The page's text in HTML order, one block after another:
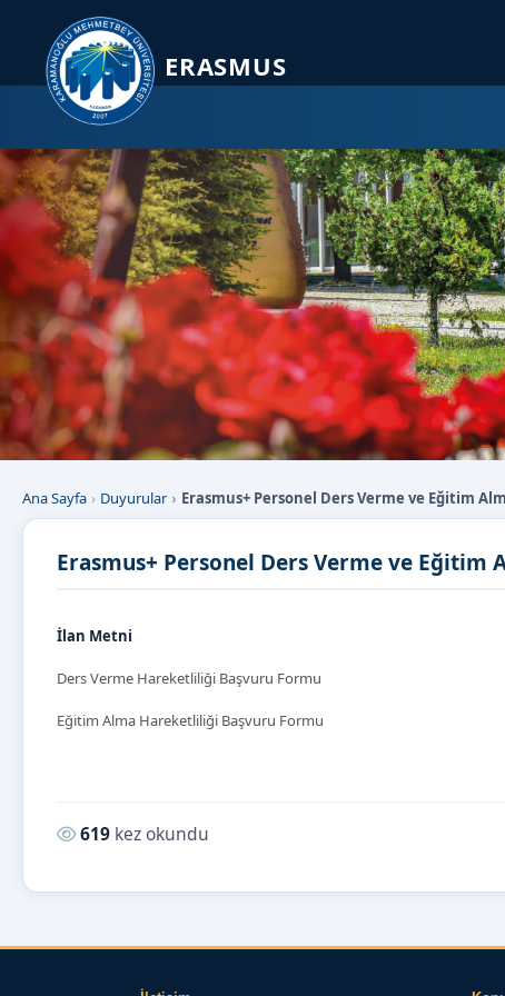
ERASMUS
Ana Sayfa Duyurular Erasmus+ Personel Ders Verme ve Eğitim
Erasmus+ Personel Ders Verme ve Eğitim
İlan Metni
Ders Verme Hareketliliği Başvuru Formu
Eğitim Alma Hareketliliği Başvuru Formu
Okunma sayısı:
619 kez okundu